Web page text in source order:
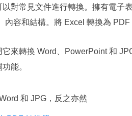
對常見文件進行轉換。擁有電子
內容和結構。將 Excel 轉換為
來轉換 Word、PowerPoint 和
能。
和 JPG，反之亦然